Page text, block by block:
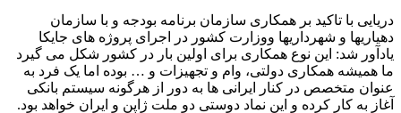
دریایی با تاکید بر همکاری سازمان برنامه بودجه و با سازمان
دهیاریها و شهرداریها ووزارت کشور در اجرای پروژه های جایکا
یادآور شد: این نوع همکاری برای اولین بار در کشور شکل می گیرد
ما همیشه همکاری دولتی، وام و تجهیزات و … بوده اما یک فرد به
عنوان متخصص در کنار ایرانی ها به دور از هرگونه سیستم بانکی
آغاز به کار کرده و این نماد دوستی دو ملت ژاپن و ایران خواهد بود.